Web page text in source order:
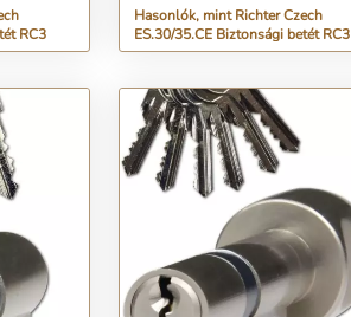
RC3
Hasonlók, mint Richter Czech
ES.30/35.CE Biztonsági betét RC3